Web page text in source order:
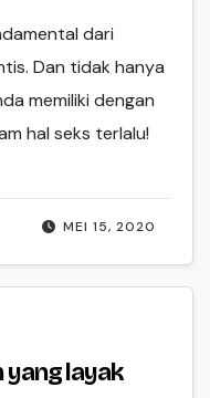
MEI 15, 2020
dari
Dan tidak hanya
memiliki dengan
hal seks terlalu!
yang layak